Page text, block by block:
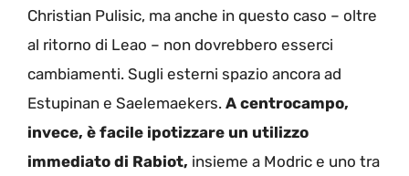
Christian Pulisic, ma anche in questo caso – oltre
al ritorno di Leao – non dovrebbero esserci
cambiamenti. Sugli esterni spazio ancora ad
Estupinan e Saelemaekers. A centrocampo,
invece, è facile ipotizzare un utilizzo
immediato di Rabiot, insieme a Modric e uno tra